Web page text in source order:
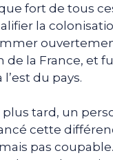
fort de tous
la
de la France, et
l’est du pays.
plus tard, un
cette
pas